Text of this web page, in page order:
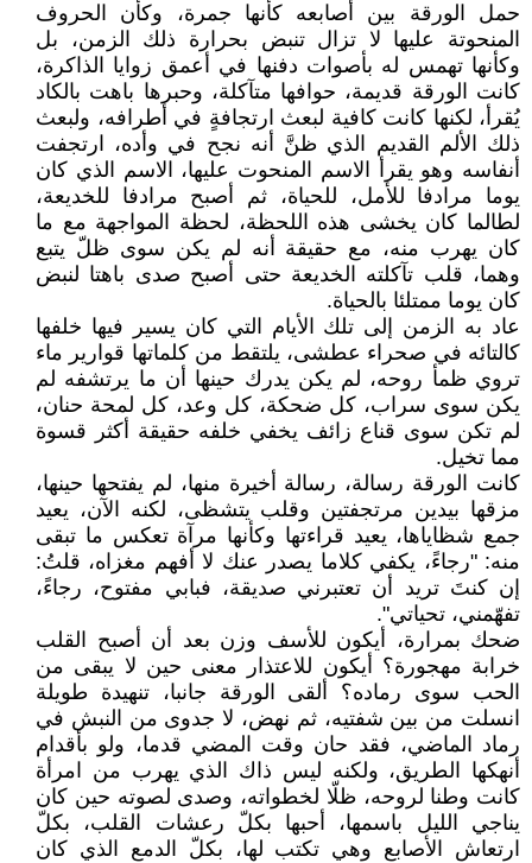
حمل الورقة بين أصابعه كأنها جمرة، وكأن الحروف
المنحوتة عليها لا تزال تنبض بحرارة ذلك الزمن، بل
وكأنها تهمس له بأصوات دفنها في أعمق زوايا الذاكرة،
كانت الورقة قديمة، حوافها متآكلة، وحبرها باهت بالكاد
يُقرأ، لكنها كانت كافية لبعث ارتجافةٍ في أطرافه، ولبعث
ذلك الألم القديم الذي ظنَّ أنه نجح في وأده، ارتجفت
أنفاسه وهو يقرأ الاسم المنحوت عليها، الاسم الذي كان
يوما مرادفا للأمل، للحياة، ثم أصبح مرادفا للخديعة،
لطالما كان يخشى هذه اللحظة، لحظة المواجهة مع ما
كان يهرب منه، مع حقيقة أنه لم يكن سوى ظلّ يتبع
وهما، قلب تآكلته الخديعة حتى أصبح صدى باهتا لنبض
كان يوما ممتلئا بالحياة.
عاد به الزمن إلى تلك الأيام التي كان يسير فيها خلفها
كالتائه في صحراء عطشى، يلتقط من كلماتها قوارير ماء
تروي ظمأ روحه، لم يكن يدرك حينها أن ما يرتشفه لم
يكن سوى سراب، كل ضحكة، كل وعد، كل لمحة حنان،
لم تكن سوى قناع زائف يخفي خلفه حقيقة أكثر قسوة
مما تخيل.
كانت الورقة رسالة، رسالة أخيرة منها، لم يفتحها حينها،
مزقها بيدين مرتجفتين وقلب يتشظى، لكنه الآن، يعيد
جمع شظاياها، يعيد قراءتها وكأنها مرآة تعكس ما تبقى
منه: "رجاءً، يكفي كلاما يصدر عنك لا أفهم مغزاه، قلتُ:
إن كنتَ تريد أن تعتبرني صديقة، فبابي مفتوح، رجاءً،
تفهّمني، تحياتي".
ضحك بمرارة، أيكون للأسف وزن بعد أن أصبح القلب
خرابة مهجورة؟ أيكون للاعتذار معنى حين لا يبقى من
الحب سوى رماده؟ ألقى الورقة جانبا، تنهيدة طويلة
انسلت من بين شفتيه، ثم نهض، لا جدوى من النبش في
رماد الماضي، فقد حان وقت المضي قدما، ولو بأقدام
أنهكها الطريق، ولكنه ليس ذاك الذي يهرب من امرأة
كانت وطنا لروحه، ظلّا لخطواته، وصدى لصوته حين كان
يناجي الليل باسمها، أحبها بكلّ رعشات القلب، بكلّ
ارتعاش الأصابع وهي تكتب لها، بكلّ الدمع الذي كان